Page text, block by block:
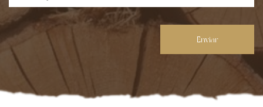
Enviar